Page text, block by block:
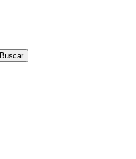
Buscar